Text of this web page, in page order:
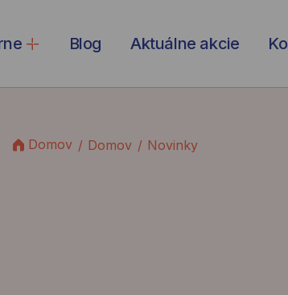
Blog Aktuálne akcie
Domov Domov Novinky